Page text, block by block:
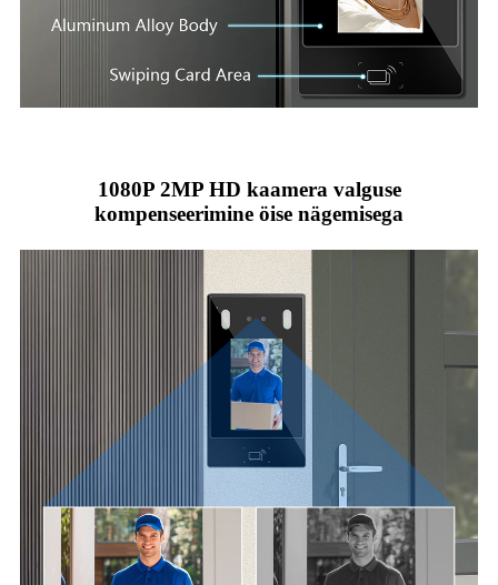
1080P 2MP HD kaamera valguse
kompenseerimine öise nägemisega